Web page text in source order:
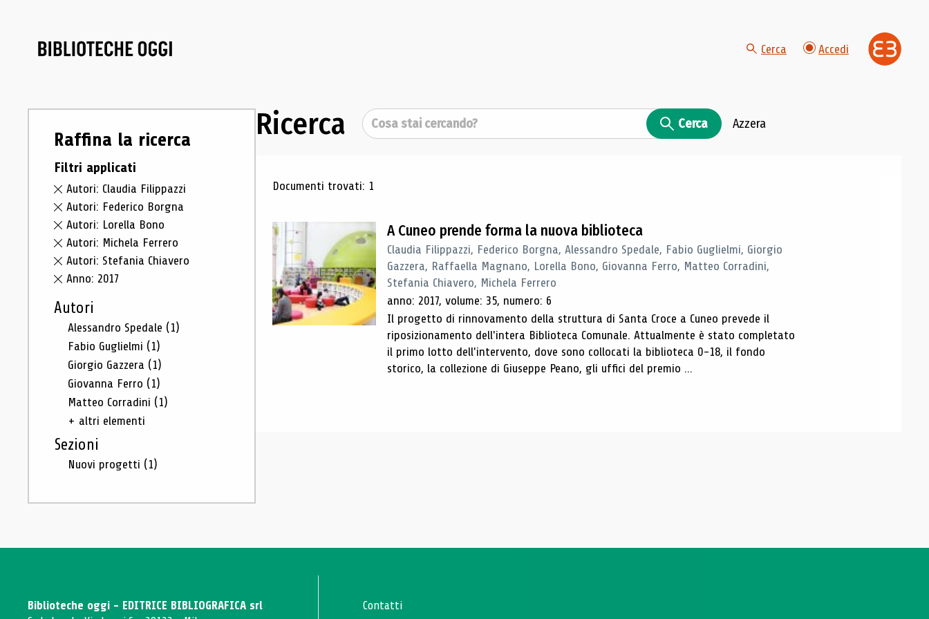
Cerca Accedi
Raffina la ricerca
Filtri applicati
Autori: Claudia Filippazzi
Autori: Federico Borgna
Autori: Lorella Bono
Autori: Michela Ferrero
Autori: Stefania Chiavero
Anno: 2017
Autori
Alessandro Spedale (1)
Fabio Guglielmi (1)
Giorgio Gazzera (1)
Giovanna Ferro (1)
Matteo Corradini (1)
+ altri elementi
Sezioni
Nuovi progetti (1)
Ricerca Cerca Cerca Azzera
Risultati di ricerca
Documenti trovati: 1
A Cuneo prende forma la nuova biblioteca
Claudia Filippazzi, Federico Borgna, Alessandro Spedale, Fabio Guglielmi, Giorgio
Gazzera, Raffaella Magnano, Lorella Bono, Giovanna Ferro, Matteo Corradini,
Stefania Chiavero, Michela Ferrero
anno: 2017, volume: 35, numero: 6
Il progetto di rinnovamento della struttura di Santa Croce a Cuneo prevede il
riposizionamento dell'intera Biblioteca Comunale. Attualmente è stato completato
il primo lotto dell'intervento, dove sono collocati la biblioteca 0-18, il fondo
storico, la collezione di Giuseppe Peano, gli uffici del premio ...
Biblioteche oggi - EDITRICE BIBLIOGRAFICA srl
Contatti